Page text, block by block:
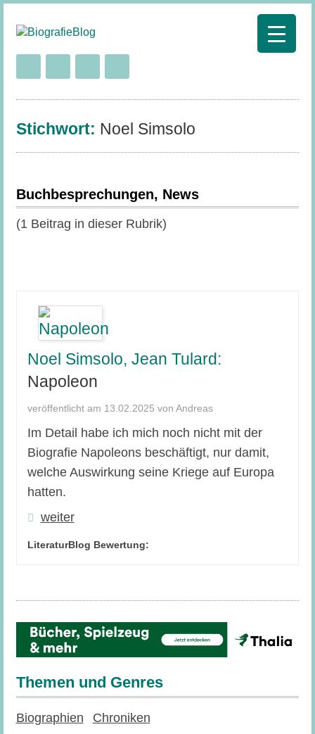
Stichwort: Noel Simsolo
Buchbesprechungen, News
(1 Beitrag in dieser Rubrik)
Noel Simsolo, Jean Tulard:
Napoleon
veröffentlicht am 13.02.2025 von Andreas
Im Detail habe ich mich noch nicht mit der
Biografie Napoleons beschäftigt, nur damit,
welche Auswirkung seine Kriege auf Europa
hatten.
weiter
LiteraturBlog Bewertung:
Themen und Genres
Biographien
Chroniken